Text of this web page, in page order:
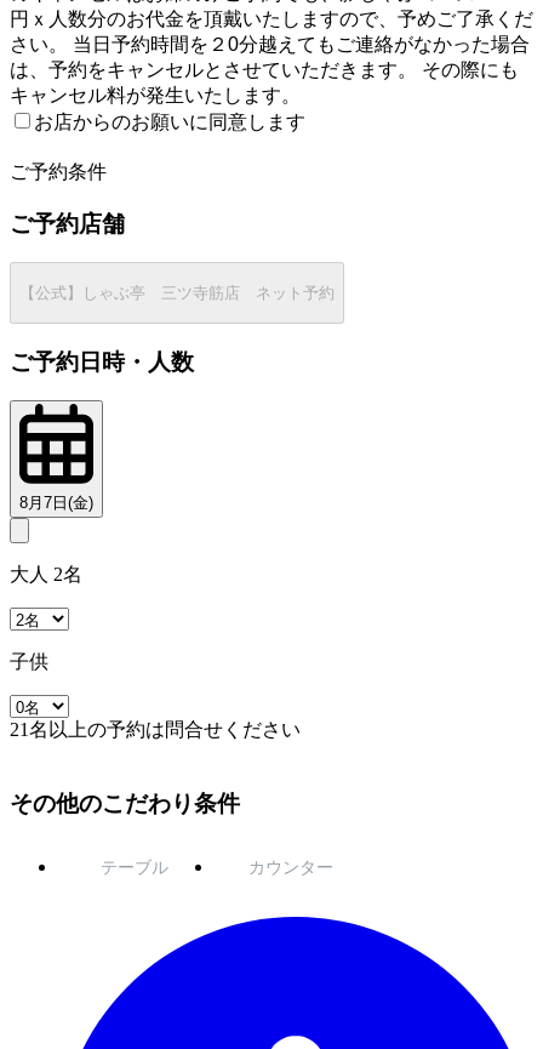
円ｘ人数分のお代金を頂戴いたしますので、予めご了承くだ
さい。 当日予約時間を２0分越えてもご連絡がなかった場合
は、予約をキャンセルとさせていただきます。 その際にも
キャンセル料が発生いたします。
お店からのお願いに同意します
ご予約条件
ご予約店舗
【公式】しゃぶ亭 三ツ寺筋店 ネット予約
ご予約日時・人数
8月7日(金)
大人 2名
子供
21名以上の予約は問合せください
その他のこだわり条件
テーブル カウンター